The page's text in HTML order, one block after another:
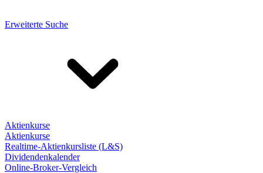
Erweiterte Suche
Aktienkurse
Aktienkurse
Realtime-Aktienkursliste (L&S)
Dividendenkalender
Online-Broker-Vergleich